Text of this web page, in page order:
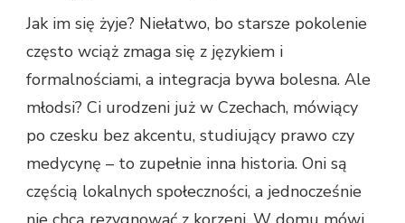
Jak im się żyje? Niełatwo, bo starsze pokolenie
często wciąż zmaga się z językiem i
formalnościami, a integracja bywa bolesna. Ale
młodsi? Ci urodzeni już w Czechach, mówiący
po czesku bez akcentu, studiujący prawo czy
medycynę – to zupełnie inna historia. Oni są
częścią lokalnych społeczności, a jednocześnie